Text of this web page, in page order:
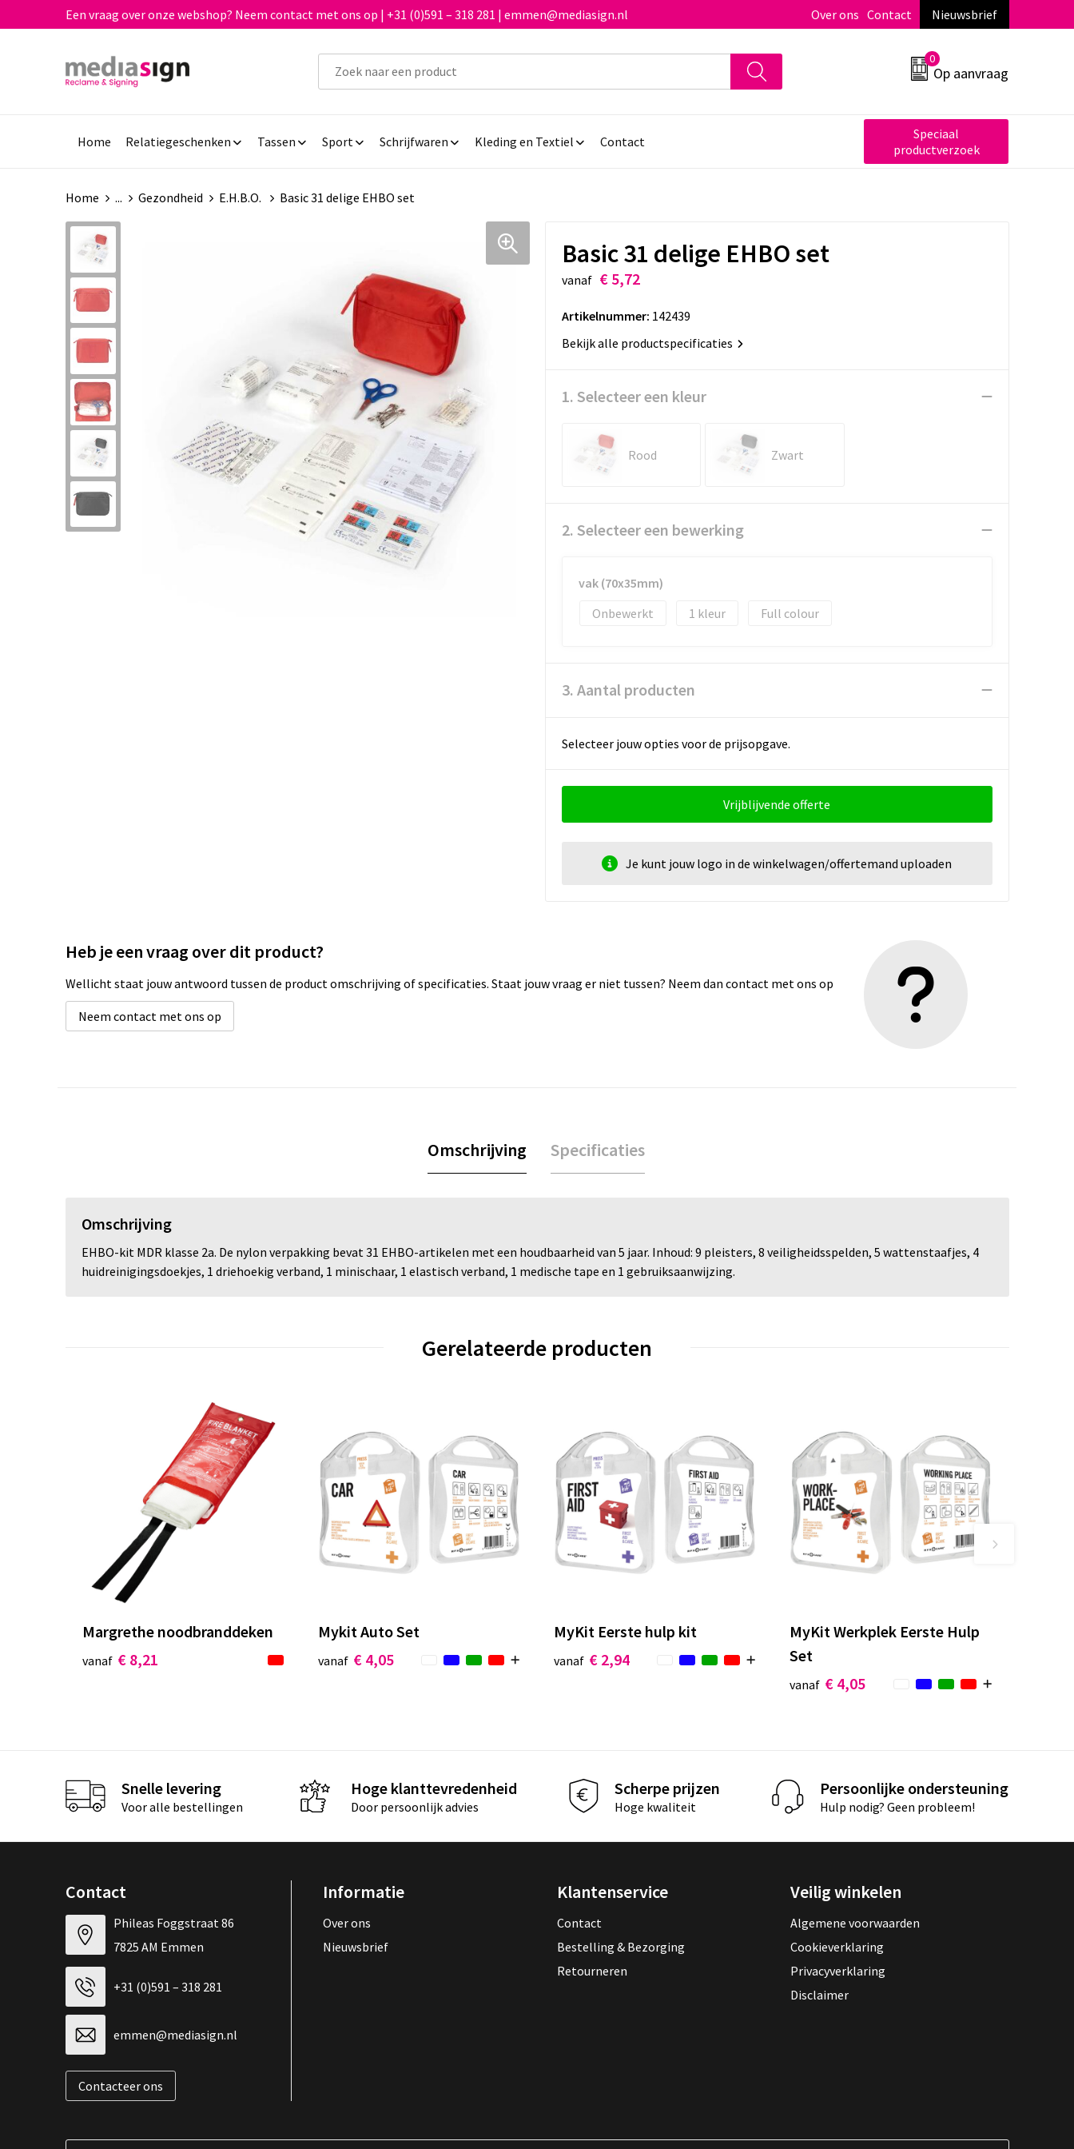
Een vraag over onze webshop? Neem contact met ons op | +31 (0)591 – 318 281 | emmen@mediasign.nl Over ons Contact Nieuwsbrief
0
Op aanvraag
Home Relatiegeschenken Tassen Sport Schrijfwaren Kleding en Textiel Contact
Speciaal
productverzoek
Home ... Gezondheid E.H.B.O. Basic 31 delige EHBO set
Basic 31 delige EHBO set
vanaf € 5,72
Artikelnummer: 142439
Bekijk alle productspecificaties
1. Selecteer een kleur
Rood Zwart
2. Selecteer een bewerking
vak (70x35mm)
Onbewerkt
1 Full colour
3. Aantal producten
Selecteer jouw opties voor de prijsopgave.
Vrijblijvende offerte
Je kunt jouw logo in de winkelwagen/offertemand uploaden
Heb je een vraag over dit product?
Wellicht staat jouw antwoord tussen de product omschrijving of specificaties. Staat jouw vraag er niet tussen? Neem dan contact met ons op
Neem contact met ons op
Omschrijving Specificaties
Omschrijving
EHBO-kit MDR klasse 2a. De nylon verpakking bevat 31 EHBO-artikelen met een houdbaarheid van 5 jaar. Inhoud: 9 pleisters, 8 veiligheidsspelden, 5 wattenstaafjes, 4
huidreinigingsdoekjes, 1 driehoekig verband, 1 minischaar, 1 elastisch verband, 1 medische tape en 1 gebruiksaanwijzing.
Gerelateerde producten
Margrethe noodbranddeken
vanaf € 8,21
Mykit Auto Set
vanaf € 4,05
MyKit Eerste hulp kit
vanaf € 2,94
MyKit Werkplek Eerste Hulp
Set
vanaf € 4,05
Snelle levering
Voor alle bestellingen
Hoge klanttevredenheid
Door persoonlijk advies
Scherpe prijzen
Hoge kwaliteit
Persoonlijke ondersteuning
Hulp nodig? Geen probleem!
Contact
Phileas Foggstraat 86
7825 AM Emmen
+31 (0)591 – 318 281
emmen@mediasign.nl
Contacteer ons
Informatie
Over ons
Nieuwsbrief
Klantenservice
Contact
Bestelling & Bezorging
Retourneren
Veilig winkelen
Algemene voorwaarden
Cookieverklaring
Privacyverklaring
Disclaimer